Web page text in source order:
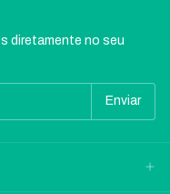
diretamente no seu